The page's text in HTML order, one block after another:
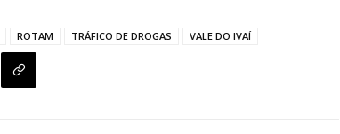
ROTAM TRÁFICO DE DROGAS VALE DO IVAÍ